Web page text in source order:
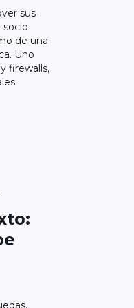
sus
socio
de una
Uno
firewalls,